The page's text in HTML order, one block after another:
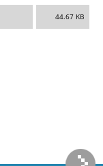
44.67 KB